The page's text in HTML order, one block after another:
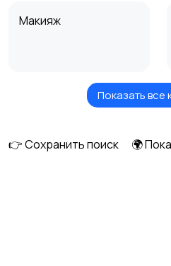
Макияж
Товары для здоровья
Показать все
👉 Сохранить поиск
🌍